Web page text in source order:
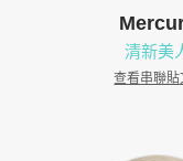
清新美
查看串聯貼